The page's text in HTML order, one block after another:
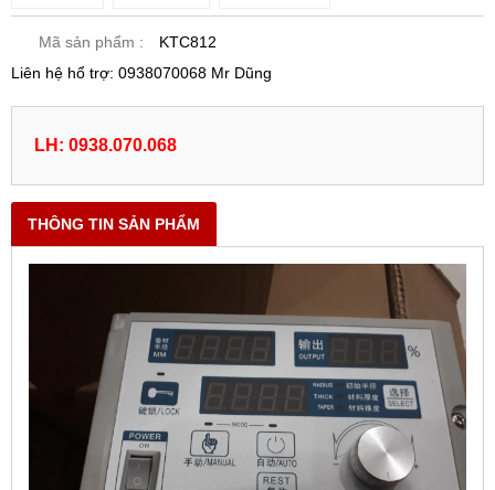
Mã sản phẩm :
KTC812
Liên hệ hổ trợ: 0938070068 Mr Dũng
LH: 0938.070.068
THÔNG TIN SẢN PHẨM